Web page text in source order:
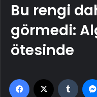
Bu rengi
görmedi:
ötesinde
Facebook Tumblr